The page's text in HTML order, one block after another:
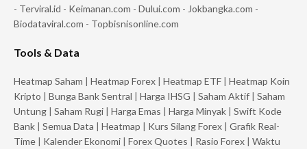
- Terviral.id - Keimanan.com - Dului.com - Jokbangka.com -
Biodataviral.com - Topbisnisonline.com
Tools & Data
Heatmap Saham | Heatmap Forex | Heatmap ETF | Heatmap Koin
Kripto | Bunga Bank Sentral | Harga IHSG | Saham Aktif | Saham
Untung | Saham Rugi | Harga Emas | Harga Minyak | Swift Kode
Bank | Semua Data | Heatmap | Kurs Silang Forex | Grafik Real-
Time | Kalender Ekonomi | Forex Quotes | Rasio Forex | Waktu